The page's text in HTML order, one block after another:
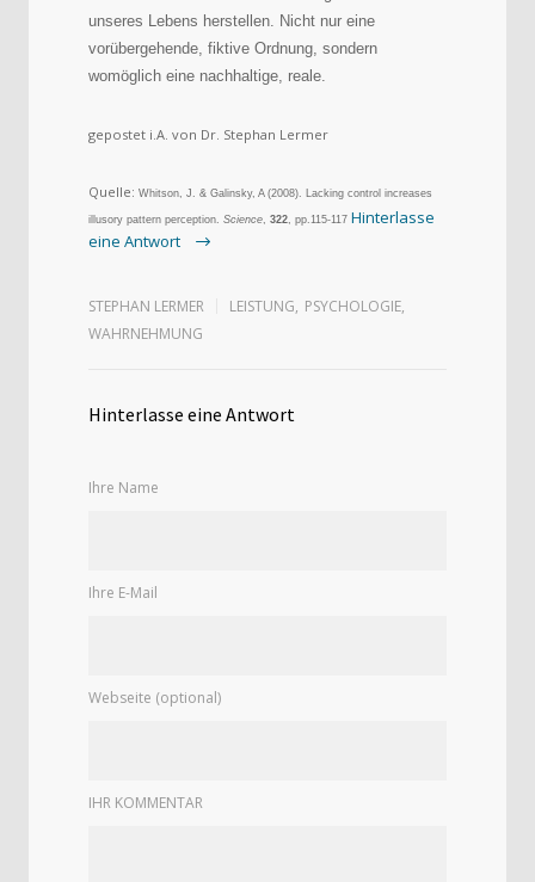
unseres Lebens herstellen. Nicht nur eine
vorübergehende, fiktive Ordnung, sondern
womöglich eine nachhaltige, reale.
gepostet i.A. von Dr. Stephan Lermer
Quelle: Whitson, J. & Galinsky, A (2008). Lacking control increases
illusory pattern perception. Science 322 , pp.115-117 Hinterlasse
eine Antwort
STEPHAN LERMER LEISTUNG, PSYCHOLOGIE,
WAHRNEHMUNG
Hinterlasse eine Antwort
Ihre Name
Ihre E-Mail
Webseite (optional)
IHR KOMMENTAR